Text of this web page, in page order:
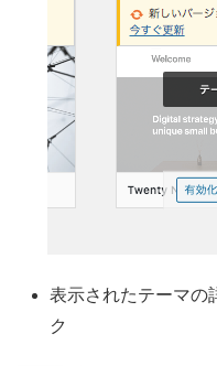
表示されたテーマの
ク